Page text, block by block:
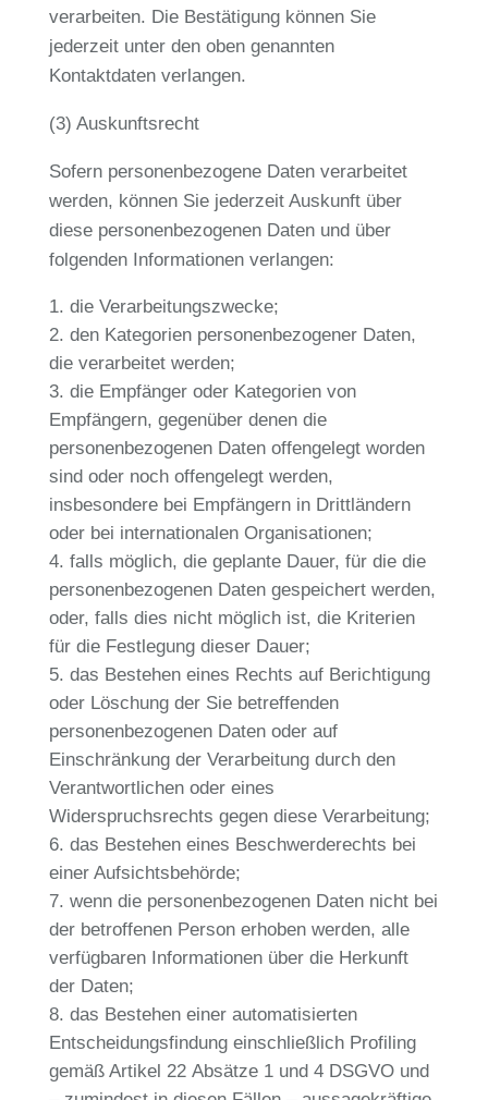
verarbeiten. Die Bestätigung können Sie
jederzeit unter den oben genannten
Kontaktdaten verlangen.
(3) Auskunftsrecht
Sofern personenbezogene Daten verarbeitet
werden, können Sie jederzeit Auskunft über
diese personenbezogenen Daten und über
folgenden Informationen verlangen:
die Verarbeitungszwecke;
den Kategorien personenbezogener Daten,
die verarbeitet werden;
die Empfänger oder Kategorien von
Empfängern, gegenüber denen die
personenbezogenen Daten offengelegt worden
sind oder noch offengelegt werden,
insbesondere bei Empfängern in Drittländern
oder bei internationalen Organisationen;
falls möglich, die geplante Dauer, für die die
personenbezogenen Daten gespeichert werden,
oder, falls dies nicht möglich ist, die Kriterien
für die Festlegung dieser Dauer;
das Bestehen eines Rechts auf Berichtigung
oder Löschung der Sie betreffenden
personenbezogenen Daten oder auf
Einschränkung der Verarbeitung durch den
Verantwortlichen oder eines
Widerspruchsrechts gegen diese Verarbeitung;
das Bestehen eines Beschwerderechts bei
einer Aufsichtsbehörde;
wenn die personenbezogenen Daten nicht bei
der betroffenen Person erhoben werden, alle
verfügbaren Informationen über die Herkunft
der Daten;
das Bestehen einer automatisierten
Entscheidungsfindung einschließlich Profiling
gemäß Artikel 22 Absätze 1 und 4 DSGVO und